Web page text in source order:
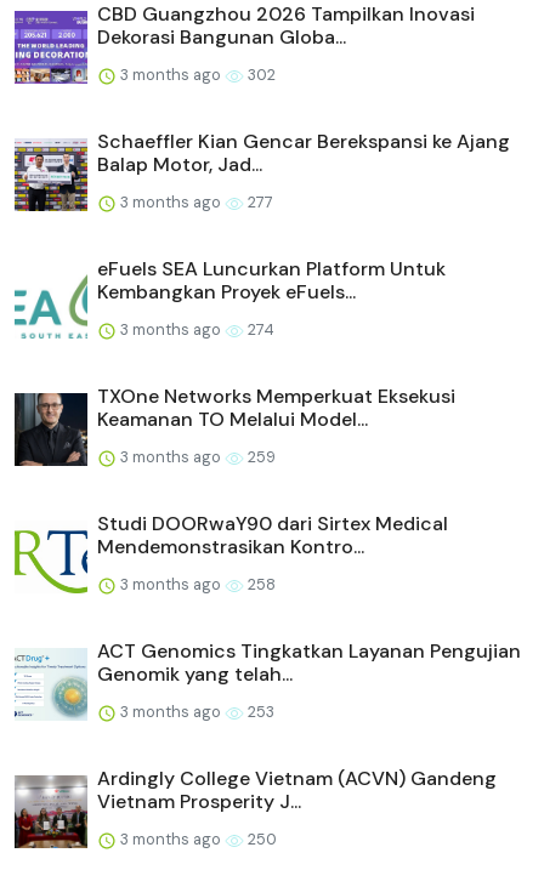
CBD Guangzhou 2026 Tampilkan Inovasi
Dekorasi Bangunan Globa...
3 months ago 302
Schaeffler Kian Gencar Berekspansi ke Ajang
Balap Motor, Jad...
3 months ago 277
eFuels SEA Luncurkan Platform Untuk
Kembangkan Proyek eFuels...
3 months ago 274
TXOne Networks Memperkuat Eksekusi
Keamanan TO Melalui Model...
3 months ago 259
Studi DOORwaY90 dari Sirtex Medical
Mendemonstrasikan Kontro...
3 months ago 258
ACT Genomics Tingkatkan Layanan Pengujian
Genomik yang telah...
3 months ago 253
Ardingly College Vietnam (ACVN) Gandeng
Vietnam Prosperity J...
3 months ago 250